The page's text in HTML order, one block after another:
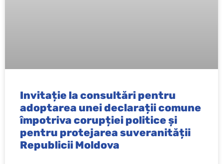
Invitație la consultări pentru
adoptarea unei declarații comune
împotriva corupției politice și
pentru protejarea suveranității
Republicii Moldova